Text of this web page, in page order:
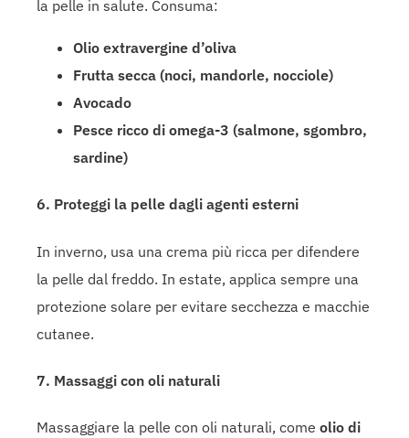
la pelle in salute. Consuma:
Olio extravergine d’oliva
Frutta secca (noci, mandorle, nocciole)
Avocado
Pesce ricco di omega-3 (salmone, sgombro,
sardine)
6. Proteggi la pelle dagli agenti esterni
In inverno, usa una crema più ricca per difendere
la pelle dal freddo. In estate, applica sempre una
protezione solare per evitare secchezza e macchie
cutanee.
7. Massaggi con oli naturali
Massaggiare la pelle con oli naturali, come olio di